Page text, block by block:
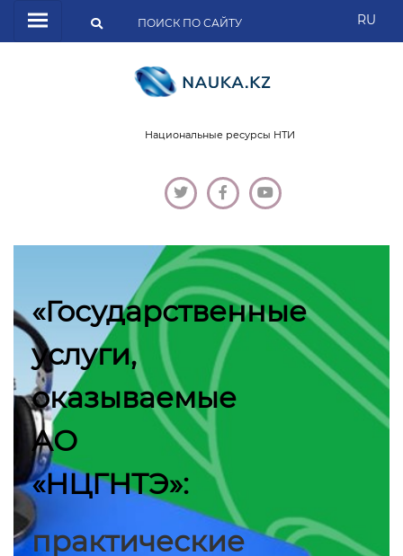
RU
Национальные ресурсы НТИ
«Государственные
услуги,
оказываемые
АО
«НЦГНТЭ»:
практические